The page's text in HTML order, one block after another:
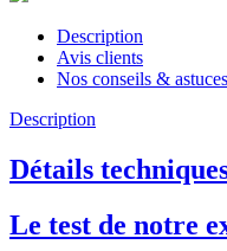
Description
Avis clients
Nos conseils & astuces
Description
Détails
Le test de notre